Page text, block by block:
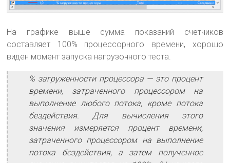
На графике выше сумма показаний счетчиков
составляет 100% процессорного времени, хорошо
виден момент запуска нагрузочного теста.
% загруженности процессора — это процент
времени, затраченного процессором на
выполнение любого потока, кроме потока
бездействия. Для вычисления этого
значения измеряется процент времени,
затраченного процессором на выполнение
потока бездействия, а затем полученное